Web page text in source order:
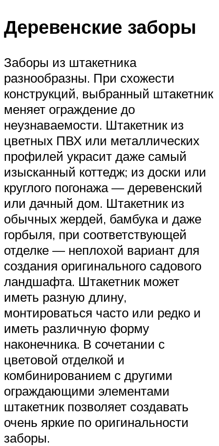
Деревенские заборы
Заборы из штакетника
разнообразны. При схожести
конструкций, выбранный штакетник
меняет ограждение до
неузнаваемости. Штакетник из
цветных ПВХ или металлических
профилей украсит даже самый
изысканный коттедж; из доски или
круглого погонажа — деревенский
или дачный дом. Штакетник из
обычных жердей, бамбука и даже
горбыля, при соответствующей
отделке — неплохой вариант для
создания оригинального садового
ландшафта. Штакетник может
иметь разную длину,
монтироваться часто или редко и
иметь различную форму
наконечника. В сочетании с
цветовой отделкой и
комбинированием с другими
ограждающими элементами
штакетник позволяет создавать
очень яркие по оригинальности
заборы.